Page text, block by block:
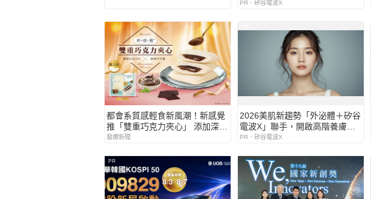
更強韌
PR．矽谷電波X
都會系質感輕食新風潮！新感覺
推「雙重巧克力夾心」 添加深黑
可可粉 × 70%法國黑巧交織 打造
醫療新聞
2026美肌新趨勢「外泌體＋矽谷
電波X」聯手，開啟高階養膚新
世代
PR．矽谷電波X
PR